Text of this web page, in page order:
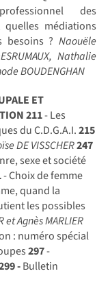
des
médiations
besoins ? Naouële
Nathalie
BOUDENGHAN
ET
211- Les
du C.D.G.A.I.215
DE VISSCHER247
sexe et société
- Choix de femme
quand la
les possibles
et Agnès MARLIER
: numéro spécial
297-
-Bulletin